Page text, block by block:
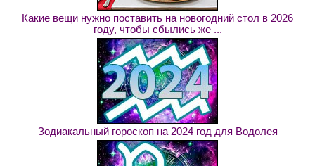
Какие вещи нужно поставить на новогодний стол в 2026
году, чтобы сбылись же ...
Зодиакальный гороскоп на 2024 год для Водолея